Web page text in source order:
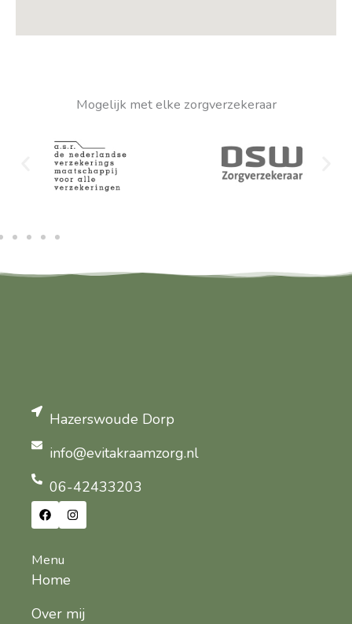
Mogelijk met elke zorgverzekeraar
Hazerswoude Dorp
info@evitakraamzorg.nl
06-42433203
Menu
Home
Over mij